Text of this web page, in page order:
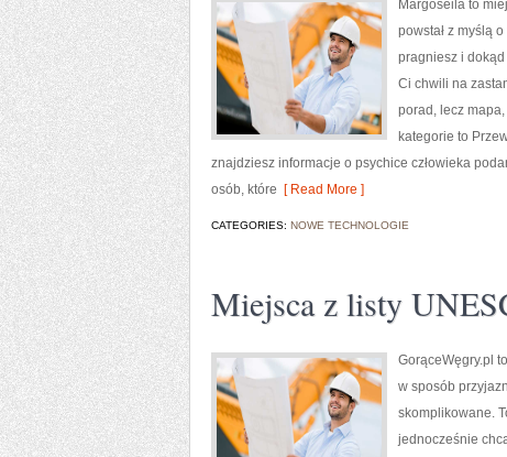
Margoseila to
powstał z myślą
pragniesz i
Ci chwili na
porad, lecz
kategorie to
znajdziesz informacje o psychice człowieka
osób, które [ Read More ]
CATEGORIES: NOWE TECHNOLOGIE
Miejsca z listy
GorąceWęgry.pl
w sposób
skomplikowane.
jednocześnie